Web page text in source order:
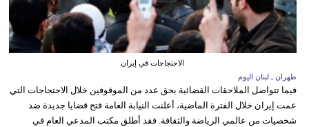
الاحتجاجات في إيران
طهران ـ لبنان اليوم
فيما تتواصل الملاحقات القضائية بحق عدد من الموقوفين خلال الاحتجاجات التي
عمت إيران خلال الفترة الماضية، أعلنت النيابة العامة فتح قضايا جديدة ضد
شخصيات من عالمي الرياضة والثقافة. فقد أطلق مكتب المدعي العام في